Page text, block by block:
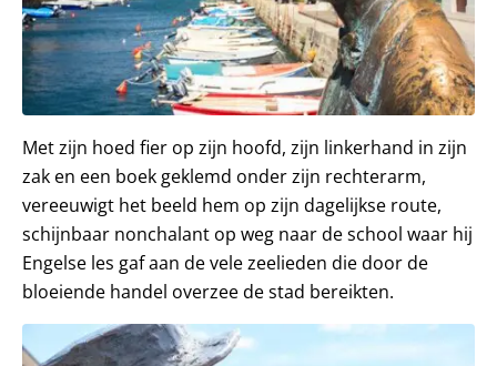
Met zijn hoed fier op zijn hoofd, zijn linkerhand in zijn
zak en een boek geklemd onder zijn rechterarm,
vereeuwigt het beeld hem op zijn dagelijkse route,
schijnbaar nonchalant op weg naar de school waar hij
Engelse les gaf aan de vele zeelieden die door de
bloeiende handel overzee de stad bereikten.